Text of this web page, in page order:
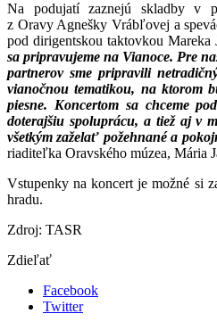
Na podujatí zaznejú skladby v
z Oravy Agnešky Vrábľovej a
pod dirigentskou taktovkou Mareka
sa pripravujeme na Vianoce. Pre
partnerov sme pripravili
vianočnou tematikou, na ktorom
piesne. Koncertom sa chceme
doterajšiu spoluprácu, a tiež aj v
všetkým zaželať požehnané a
riaditeľka Oravského múzea, Mária
Vstupenky na koncert je možné si
hradu.
Zdroj: TASR
Zdieľať
Facebook
Twitter